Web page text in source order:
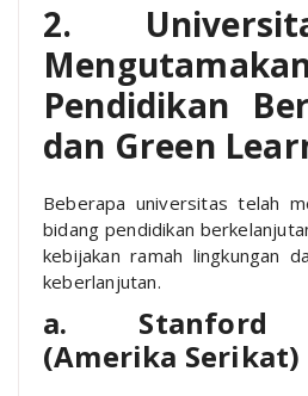
2.
Pendidikan
dan Green
Beberapa universitas telah
bidang pendidikan
kebijakan ramah lingkungan
keberlanjutan.
a. Stanford
(Amerika Serikat)